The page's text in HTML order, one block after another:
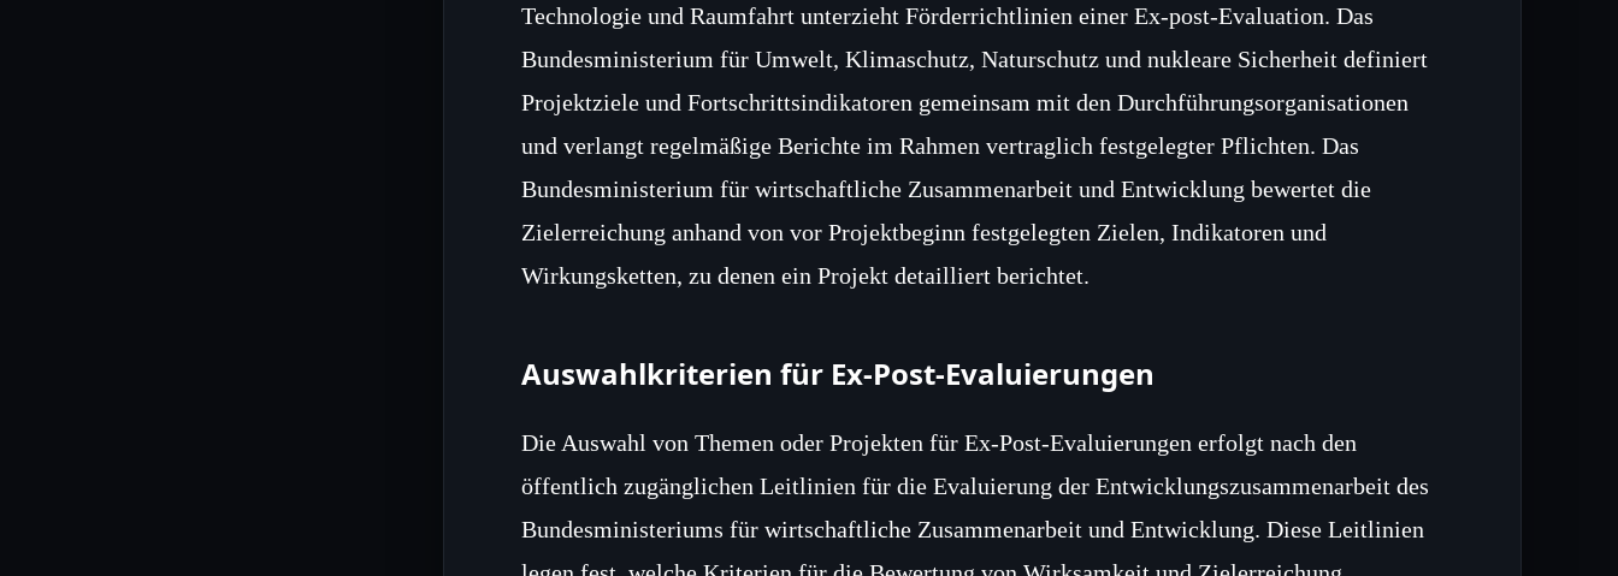
Technologie und Raumfahrt unterzieht Förderrichtlinien einer Ex‑post‑Evaluation. Das
Bundesministerium für Umwelt, Klimaschutz, Naturschutz und nukleare Sicherheit definiert
Projektziele und Fortschrittsindikatoren gemeinsam mit den Durchführungsorganisationen
und verlangt regelmäßige Berichte im Rahmen vertraglich festgelegter Pflichten. Das
Bundesministerium für wirtschaftliche Zusammenarbeit und Entwicklung bewertet die
Zielerreichung anhand von vor Projektbeginn festgelegten Zielen, Indikatoren und
Wirkungsketten, zu denen ein Projekt detailliert berichtet.
Auswahlkriterien für Ex‑Post‑Evaluierungen
Die Auswahl von Themen oder Projekten für Ex‑Post‑Evaluierungen erfolgt nach den
öffentlich zugänglichen Leitlinien für die Evaluierung der Entwicklungszusammenarbeit des
Bundesministeriums für wirtschaftliche Zusammenarbeit und Entwicklung. Diese Leitlinien